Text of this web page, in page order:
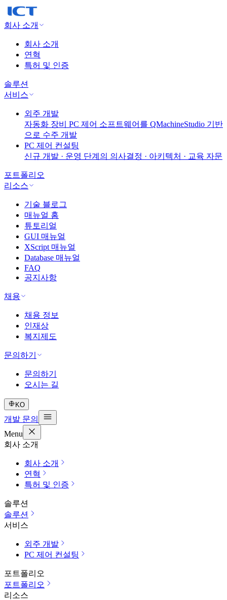
회사 소개
회사 소개
연혁
특허 및 인증
솔루션
서비스
외주 개발
자동화 장비 PC 제어 소프트웨어를 QMachineStudio 기반
으로 수주 개발
PC 제어 컨설팅
신규 개발 · 운영 단계의 의사결정 · 아키텍처 · 교육 자문
포트폴리오
리소스
기술 블로그
매뉴얼 홈
튜토리얼
GUI 매뉴얼
XScript 매뉴얼
Database 매뉴얼
FAQ
공지사항
채용
채용 정보
인재상
복지제도
문의하기
문의하기
오시는 길
KO
개발 문의
Menu
회사 소개
회사 소개
연혁
특허 및 인증
솔루션
솔루션
서비스
외주 개발
PC 제어 컨설팅
포트폴리오
포트폴리오
리소스